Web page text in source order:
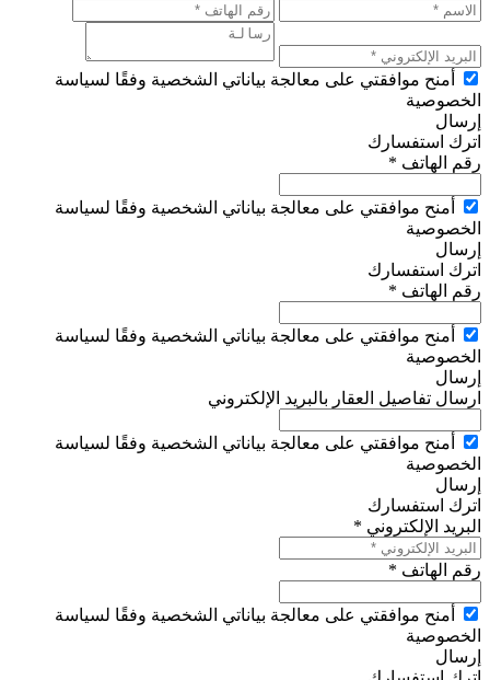
أمنح موافقتي على معالجة بياناتي الشخصية وفقًا لسياسة
الخصوصية
إرسال
اترك استفسارك
رقم الهاتف *
أمنح موافقتي على معالجة بياناتي الشخصية وفقًا لسياسة
الخصوصية
إرسال
اترك استفسارك
رقم الهاتف *
أمنح موافقتي على معالجة بياناتي الشخصية وفقًا لسياسة
الخصوصية
إرسال
ارسال تفاصيل العقار بالبريد الإلكتروني
أمنح موافقتي على معالجة بياناتي الشخصية وفقًا لسياسة
الخصوصية
إرسال
اترك استفسارك
البريد الإلكتروني *
رقم الهاتف *
أمنح موافقتي على معالجة بياناتي الشخصية وفقًا لسياسة
الخصوصية
إرسال